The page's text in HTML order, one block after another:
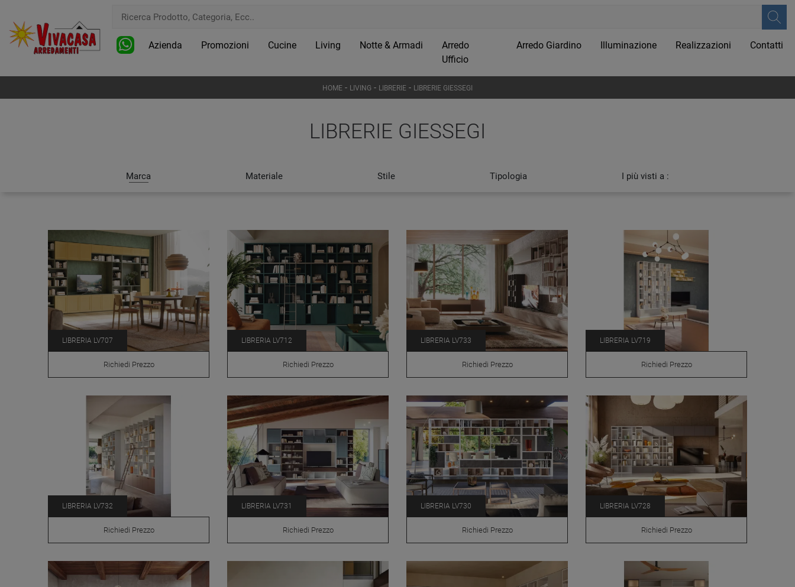
Azienda Promozioni Cucine Living Notte & Armadi
Arredo
Ufficio
Arredo Giardino Illuminazione Realizzazioni Contatti
HOME - LIVING - LIBRERIE - LIBRERIE GIESSEGI
LIBRERIE GIESSEGI
Marca Materiale Stile Tipologia I più visti a :
LIBRERIA LV707
Richiedi Prezzo
LIBRERIA LV712
Richiedi Prezzo
LIBRERIA LV733
Richiedi Prezzo
LIBRERIA LV719
Richiedi Prezzo
LIBRERIA LV732
Richiedi Prezzo
LIBRERIA LV731
Richiedi Prezzo
LIBRERIA LV730
Richiedi Prezzo
LIBRERIA LV728
Richiedi Prezzo